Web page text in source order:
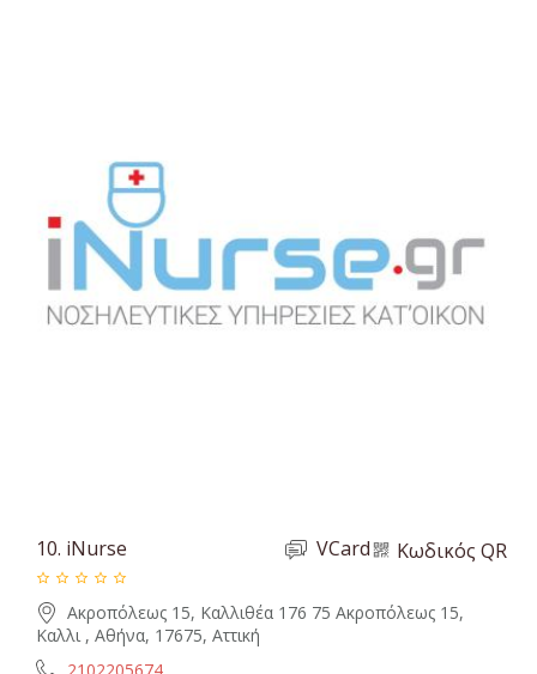
10. iNurse Κωδικός QR
VCard
Ακροπόλεως 15, Καλλιθέα 176 75 Ακροπόλεως 15,
Καλλι , Αθήνα, 17675, Αττική